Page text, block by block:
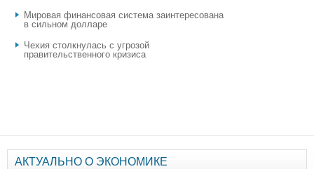
Мировая финансовая система заинтересована
в сильном долларе
Чехия столкнулась с угрозой
правительственного кризиса
АКТУАЛЬНО О ЭКОНОМИКЕ